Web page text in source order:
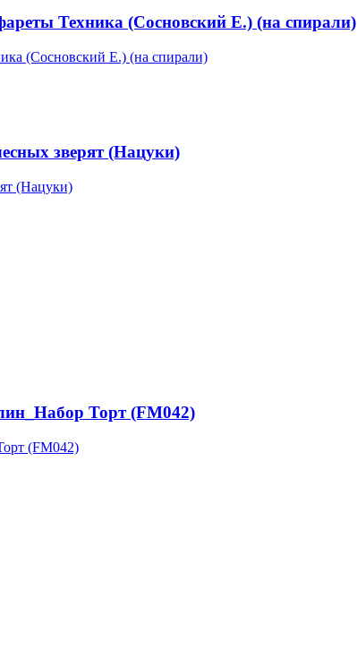
Техника (Сосновский Е.) (на спирали)
зверят (Нацуки)
Торт (FM042)